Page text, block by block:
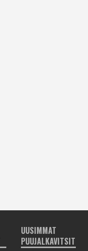
UUSIMMAT
PUUJALKAVITSIT